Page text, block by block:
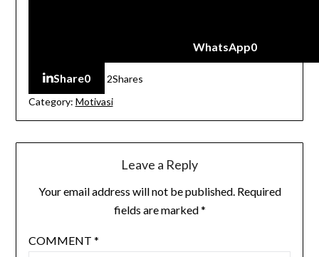
WhatsApp0
Share0 2Shares
Category: Motivasi
Leave a Reply
Your email address will not be published. Required
fields are marked*
COMMENT *